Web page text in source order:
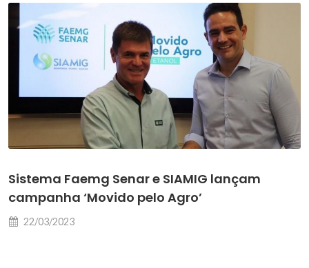
Sistema Faemg Senar e SIAMIG lançam
campanha ‘Movido pelo Agro’
22/03/2023